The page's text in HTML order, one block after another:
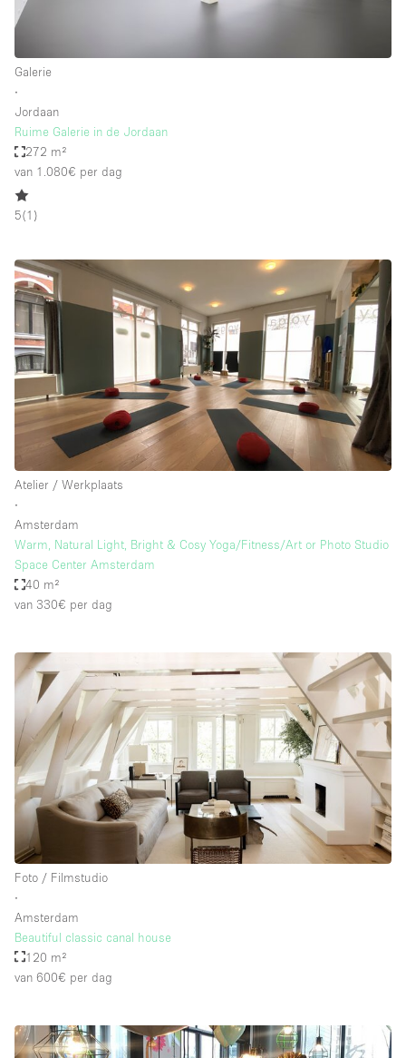
Galerie
∙
Jordaan
Ruime Galerie in de Jordaan
272 m²
van 1.080€ per dag
5(1 )
Atelier / Werkplaats
∙
Amsterdam
Warm, Natural Light, Bright & Cosy Yoga/Fitness/Art or Photo Studio
Space Center Amsterdam
40 m²
van 330€ per dag
Foto / Filmstudio
∙
Amsterdam
Beautiful classic canal house
120 m²
van 600€ per dag